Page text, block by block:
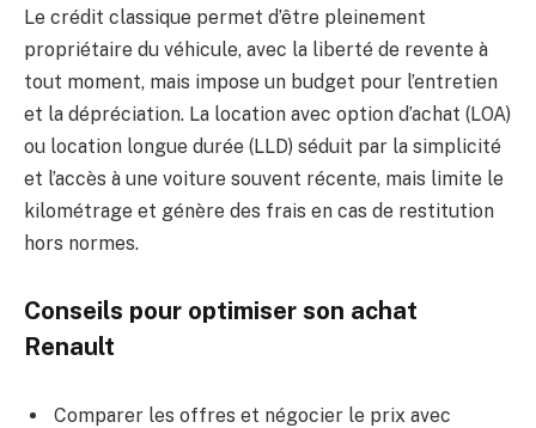
Le crédit classique permet d’être pleinement
propriétaire du véhicule, avec la liberté de revente à
tout moment, mais impose un budget pour l’entretien
et la dépréciation. La location avec option d’achat (LOA)
ou location longue durée (LLD) séduit par la simplicité
et l’accès à une voiture souvent récente, mais limite le
kilométrage et génère des frais en cas de restitution
hors normes.
Conseils pour optimiser son achat
Renault
Comparer les offres et négocier le prix avec